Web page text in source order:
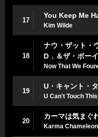
17
You Keep Me
Kim Wilde
18
ナウ・ザット・
D．＆ザ・ボー
Now That We
19
U・キャント・
U Can't Touch
20
カーマは気まぐ
Karma